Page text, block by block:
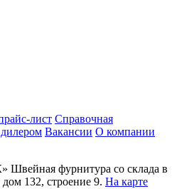
лист Справочная
Вакансии О компании
Швейная фурнитура со склада в
132, строение 9. На карте